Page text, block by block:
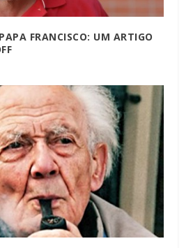
FRANCISCO: UM ARTIGO